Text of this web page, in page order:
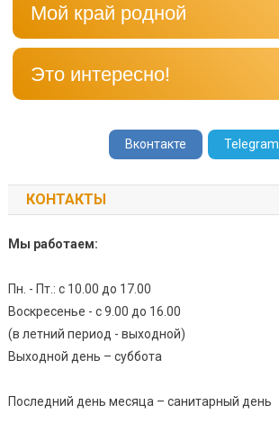
Мой край родной
Это интересно!
Вконтакте Telegram
КОНТАКТЫ
Мы работаем:
Пн. - Пт.: с 10.00 до 17.00
Воскресенье - с 9.00 до 16.00
(в летний период - выходной)
Выходной день – суббота
Последний день месяца – санитарный день